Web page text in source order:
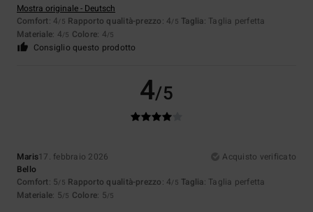
Mostra originale - Deutsch
Comfort: 4/5 Rapporto qualità-prezzo: 4/5 Taglia: Taglia perfetta
Materiale: 4/5 Colore: 4/5
Consiglio questo prodotto
4/5
Maris17. febbraio 2026
Acquisto verificato
Bello
Comfort: 5/5 Rapporto qualità-prezzo: 4/5 Taglia: Taglia perfetta
Materiale: 5/5 Colore: 5/5